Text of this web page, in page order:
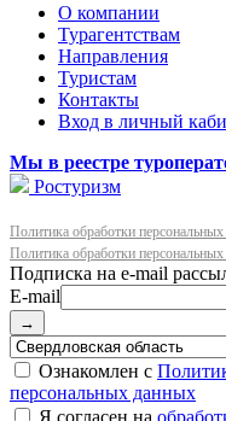
О компании
Турагентствам
Направления
Туристам
Контакты
Вход в личный
Мы в реестре
Ростуризм
Политика обработки
Политика обработки
E-mail
→
Ознакомлен с
персональных данных
Я согласен на